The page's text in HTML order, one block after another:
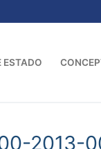
ESTADO
2013-